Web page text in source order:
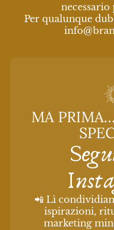
Per qualunque
MA
📲 Lì
ispirazioni,
marketing